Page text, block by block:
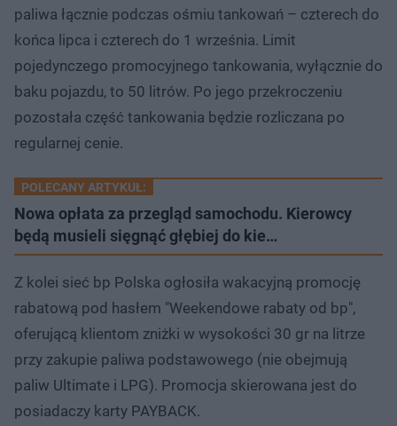
paliwa łącznie podczas ośmiu tankowań – czterech do
końca lipca i czterech do 1 września. Limit
pojedynczego promocyjnego tankowania, wyłącznie do
baku pojazdu, to 50 litrów. Po jego przekroczeniu
pozostała część tankowania będzie rozliczana po
regularnej cenie.
POLECANY ARTYKUŁ:
Nowa opłata za przegląd samochodu. Kierowcy
będą musieli sięgnąć głębiej do kie…
Z kolei sieć bp Polska ogłosiła wakacyjną promocję
rabatową pod hasłem "Weekendowe rabaty od bp",
oferującą klientom zniżki w wysokości 30 gr na litrze
przy zakupie paliwa podstawowego (nie obejmują
paliw Ultimate i LPG). Promocja skierowana jest do
posiadaczy karty PAYBACK.